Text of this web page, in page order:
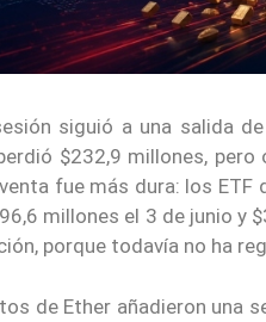
siguió a una salida
$232,9 millones,
fue más dura: los
millones el 3 de junio y
porque todavía no ha
de Ether añadieron una